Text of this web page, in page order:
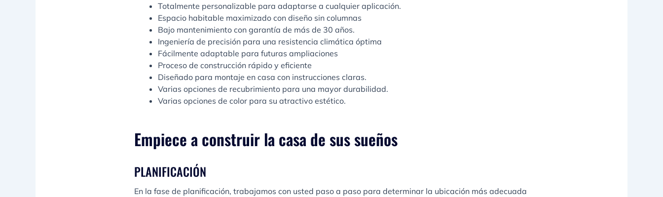
Totalmente personalizable para adaptarse a cualquier aplicación.
Espacio habitable maximizado con diseño sin columnas
Bajo mantenimiento con garantía de más de 30 años.
Ingeniería de precisión para una resistencia climática óptima
Fácilmente adaptable para futuras ampliaciones
Proceso de construcción rápido y eficiente
Diseñado para montaje en casa con instrucciones claras.
Varias opciones de recubrimiento para una mayor durabilidad.
Varias opciones de color para su atractivo estético.
Empiece a construir la casa de sus sueños
PLANIFICACIÓN
En la fase de planificación, trabajamos con usted paso a paso para determinar la ubicación más adecuada